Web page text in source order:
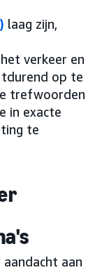
laag zijn,
verkeer en
op te
trefwoorden
in exacte
te
aan